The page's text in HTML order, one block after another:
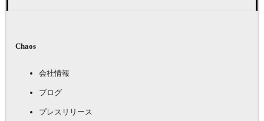
Chaos
会社情報
ブログ
プレスリリース